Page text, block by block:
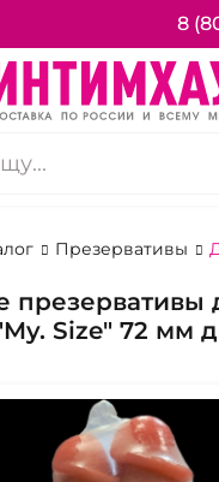
8
Презервативы
презервативы
Size" 72 мм